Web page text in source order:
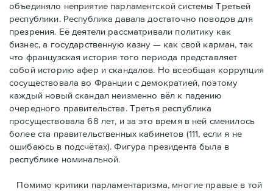
объединяло неприятие парламентской системы Третьей
республики. Республика давала достаточно поводов для
презрения. Её деятели рассматривали политику как
бизнес, а государственную казну — как свой карман, так
что французская история того периода представляет
собой историю афер и скандалов. Но всеобщая коррупция
сосуществовала во Франции с демократией, поэтому
каждый новый скандал неизменно вёл к падению
очередного правительства. Третья республика
просуществовала 68 лет, и за это время в ней сменилось
более ста правительственных кабинетов (111, если я не
ошибаюсь в подсчётах). Фигура президента была в
республике номинальной.
Помимо критики парламентаризма, многие правые в той